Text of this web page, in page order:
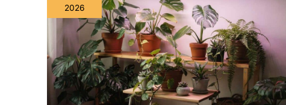
2026